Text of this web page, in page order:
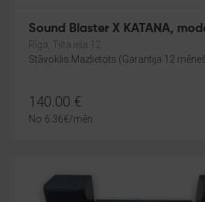
Sound Blaster X KATANA,
Rīga, Tilta iela 12
Stāvoklis Mazlietots (Garantija 12
140.00 €
No 6.36€/mēn.